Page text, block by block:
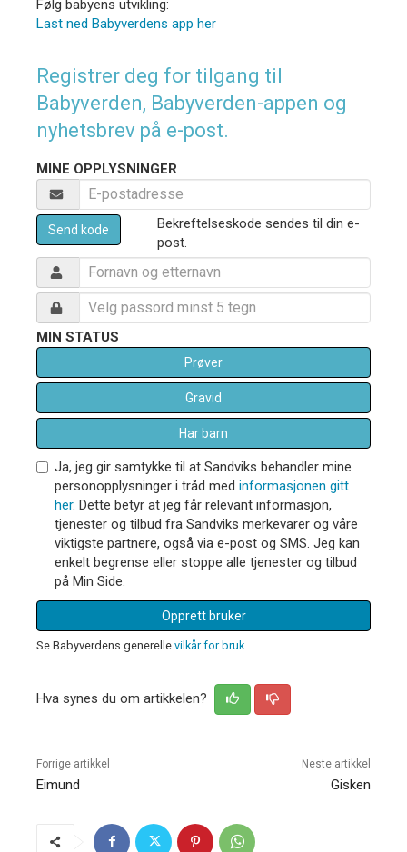
Følg babyens utvikling:
Last ned Babyverdens app her
Registrer deg for tilgang til
Babyverden, Babyverden-appen og
nyhetsbrev på e-post.
MINE OPPLYSNINGER
Send kode
Bekreftelseskode sendes til din e-
post.
MIN STATUS
Prøver
Gravid
Har barn
Ja, jeg gir samtykke til at Sandviks behandler mine
personopplysninger i tråd med informasjonen gitt
her. Dette betyr at jeg får relevant informasjon,
tjenester og tilbud fra Sandviks merkevarer og våre
viktigste partnere, også via e-post og SMS. Jeg kan
enkelt begrense eller stoppe alle tjenester og tilbud
på Min Side.
Opprett bruker
Se Babyverdens generelle vilkår for bruk
Hva synes du om artikkelen?
Forrige artikkel
Eimund
Neste artikkel
Gisken